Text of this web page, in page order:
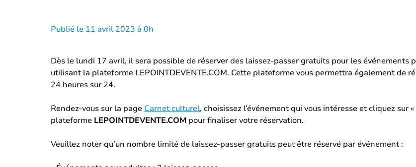
Publié le 11 avril 2023 à 0h
Dès le lundi 17 avril, il sera possible de réserver des laissez-passer gratuits pour les
utilisant la plateforme LEPOINTDEVENTE.COM. Cette plateforme vous permettra également de
24 heures sur 24.
Rendez-vous sur la page Carnet culturel, choisissez l’événement qui vous intéresse et cliquez sur
plateforme LEPOINTDEVENTE.COM pour finaliser votre réservation.
Veuillez noter qu’un nombre limité de laissez-passer gratuits peut être réservé par événement :